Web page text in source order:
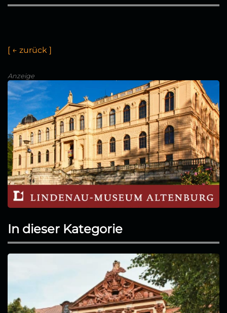
[ ← zurück ]
Anzeige
In dieser Kategorie